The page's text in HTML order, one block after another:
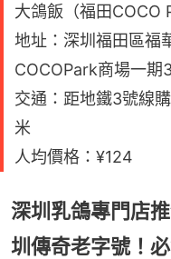
大鴿飯（福田COCO
地址：深圳福田區福
COCOPark商場一期
交通：距地鐵3號線
米
人均價格：¥124
深圳乳鴿專門店
圳傳奇老字號！